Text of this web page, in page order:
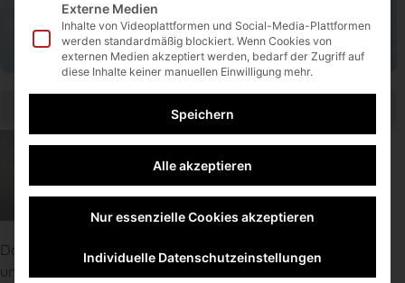
0231 9453 8949
info@insmedsys.de
Das Dittmann Ten Gerät 280 ist ein TEN/EMS-Kombigerät
und wird zur Elektrotherapie bei natürlicher
Externe Medien
Inhalte von Videoplattformen und Social-Media-Plattformen
werden standardmäßig blockiert. Wenn Cookies von
externen Medien akzeptiert werden, bedarf der Zugriff auf
diese Inhalte keiner manuellen Einwilligung mehr.
Speichern
Alle akzeptieren
Nur essenzielle Cookies akzeptieren
Individuelle Datenschutzeinstellungen